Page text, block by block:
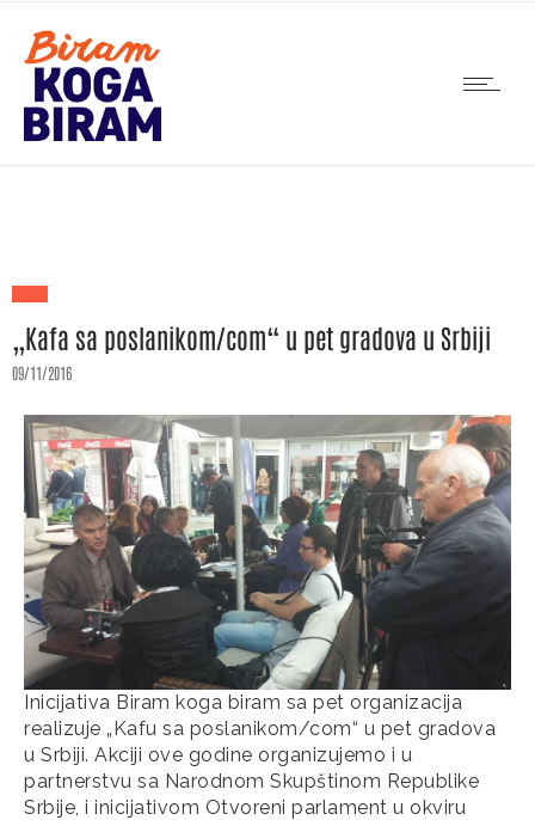
„Kafa sa poslanikom/com“ u pet gradova u Srbiji
09/11/2016
Inicijativa Biram koga biram sa pet organizacija
realizuje „Kafu sa poslanikom/com“ u pet gradova
u Srbiji. Akciji ove godine organizujemo i u
partnerstvu sa Narodnom Skupštinom Republike
Srbije, i inicijativom Otvoreni parlament u okviru